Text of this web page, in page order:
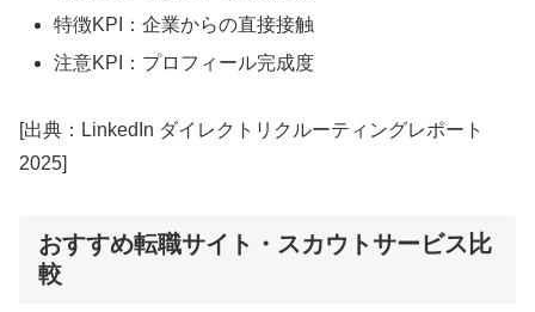
特徴KPI：企業からの直接接触
注意KPI：プロフィール完成度
[出典：LinkedIn ダイレクトリクルーティングレポート
2025]
おすすめ転職サイト・スカウトサービス比
較